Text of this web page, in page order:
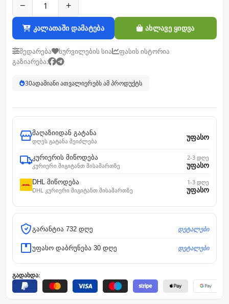
− +
კალათაში დამატება ახლავე ყიდვა
შედარება სურვილების სია
ფასის ისტორია
გაზიარება:
30ადამიანი ათვალიერებს ამ პროდუქტს
მაღაზიიდან გატანა
დღეს გატანა შეიძლება
უფასო
კურიერის მიწოდება
კურიერი მიგიტანთ მისამართზე
2-3 დღე
უფასო
DHL მიწოდება
DHL კურიერი მიგიტანთ მისამართზე
1-3 დღე
უფასო
გარანტია 732 დღე დეტალები
უფასო დაბრუნება 30 დღე დეტალები
გადახდა: